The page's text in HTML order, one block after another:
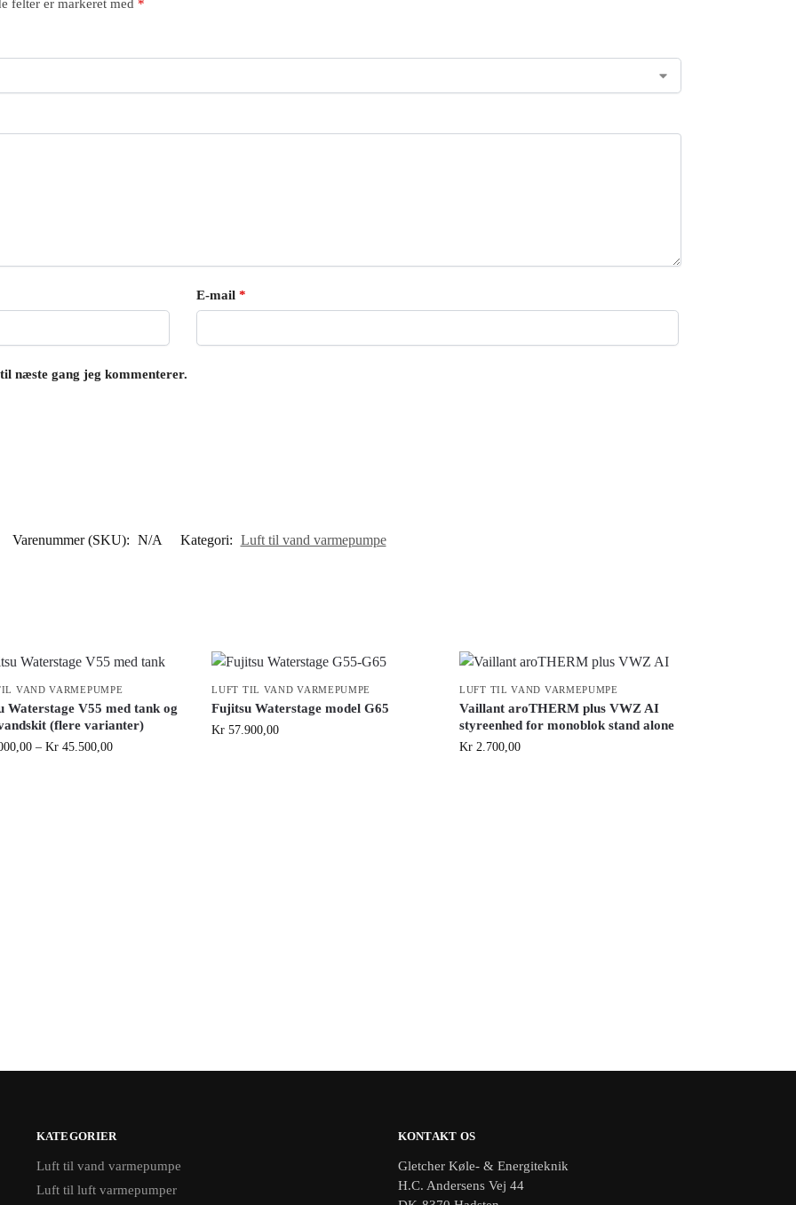
felter er markeret med *
E-mail *
næste gang jeg kommenterer.
Varenummer (SKU): N/A Kategori: Luft til vand varmepumpe
VAND VARMEPUMPE
Waterstage V55 med tank og
(flere varianter)
– Kr45.500,00
LUFT TIL VAND VARMEPUMPE
Fujitsu Waterstage model G65
Kr 57.900,00
LUFT TIL VAND VARMEPUMPE
Vaillant aroTHERM plus VWZ AI
styreenhed for monoblok stand alone
Kr 2.700,00
KATEGORIER
Luft til vand varmepumpe
Luft til luft varmepumper
KONTAKT OS
Gletcher Køle- & Energiteknik
H.C. Andersens Vej 44